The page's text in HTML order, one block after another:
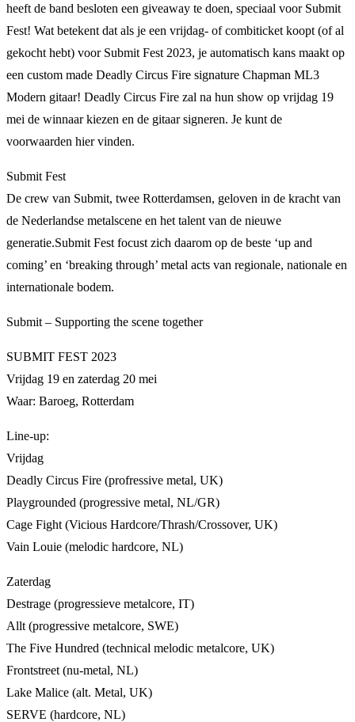
heeft de band besloten een giveaway te doen, speciaal voor Submit
Fest! Wat betekent dat als je een vrijdag- of combiticket koopt (of al
gekocht hebt) voor Submit Fest 2023, je automatisch kans maakt op
een custom made Deadly Circus Fire signature Chapman ML3
Modern gitaar! Deadly Circus Fire zal na hun show op vrijdag 19
mei de winnaar kiezen en de gitaar signeren. Je kunt de
voorwaarden hier vinden.
Submit Fest
De crew van Submit, twee Rotterdamsen, geloven in de kracht van
de Nederlandse metalscene en het talent van de nieuwe
generatie.Submit Fest focust zich daarom op de beste ‘up and
coming’ en ‘breaking through’ metal acts van regionale, nationale en
internationale bodem.
Submit – Supporting the scene together
SUBMIT FEST 2023
Vrijdag 19 en zaterdag 20 mei
Waar: Baroeg, Rotterdam
Line-up:
Vrijdag
Deadly Circus Fire (profressive metal, UK)
Playgrounded (progressive metal, NL/GR)
Cage Fight (Vicious Hardcore/Thrash/Crossover, UK)
Vain Louie (melodic hardcore, NL)
Zaterdag
Destrage (progressieve metalcore, IT)
Allt (progressive metalcore, SWE)
The Five Hundred (technical melodic metalcore, UK)
Frontstreet (nu-metal, NL)
Lake Malice (alt. Metal, UK)
SERVE (hardcore, NL)